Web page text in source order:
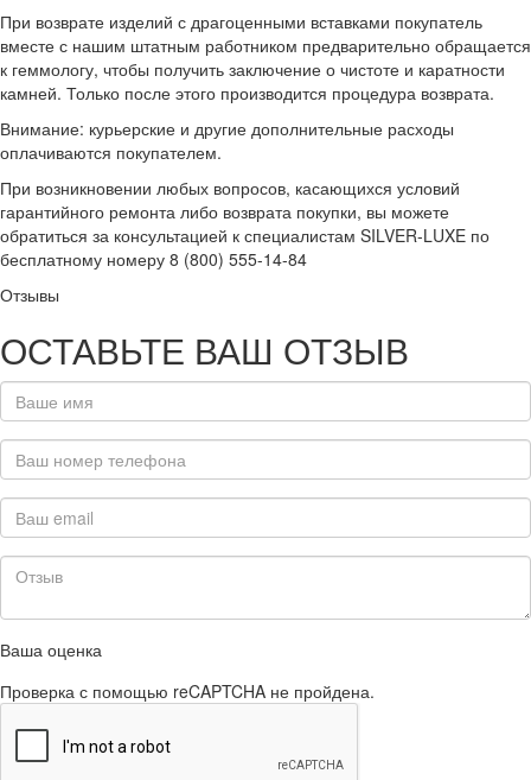
При возврате изделий с драгоценными вставками покупатель
вместе с нашим штатным работником предварительно обращается
к геммологу, чтобы получить заключение о чистоте и каратности
камней. Только после этого производится процедура возврата.
Внимание: курьерские и другие дополнительные расходы
оплачиваются покупателем.
При возникновении любых вопросов, касающихся условий
гарантийного ремонта либо возврата покупки, вы можете
обратиться за консультацией к специалистам SILVER-LUXE по
бесплатному номеру 8 (800) 555-14-84
Отзывы
ОСТАВЬТЕ ВАШ ОТЗЫВ
Ваша оценка
Проверка с помощью reCAPTCHA не пройдена.